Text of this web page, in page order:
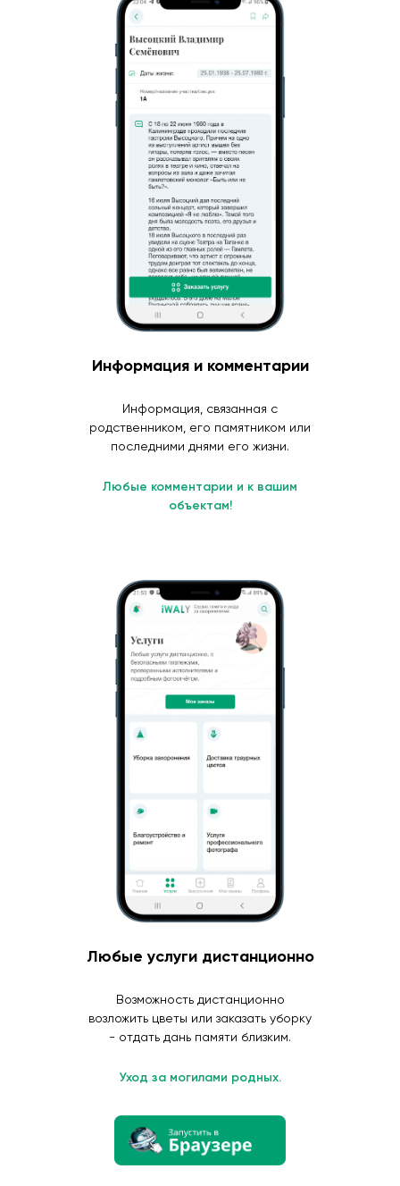
Информация и комментарии
Информация, связанная с
родственником, его памятником или
последними днями его жизни.
Любые комментарии и к вашим
объектам!
Любые услуги дистанционно
Возможность дистанционно
возложить цветы или заказать уборку
- отдать дань памяти близким.
Уход за могилами родных.